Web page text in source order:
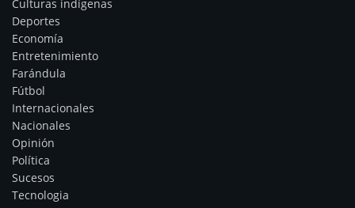
Culturas indígenas
Deportes
Economía
Entretenimiento
Farándula
Fútbol
Internacionales
Nacionales
Opinión
Política
Sucesos
Tecnologia